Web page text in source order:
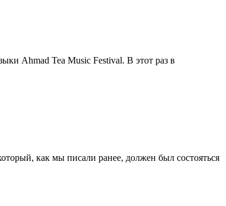
Ahmad Tea Music Festival. В этот раз в
как мы писали ранее, должен был состояться